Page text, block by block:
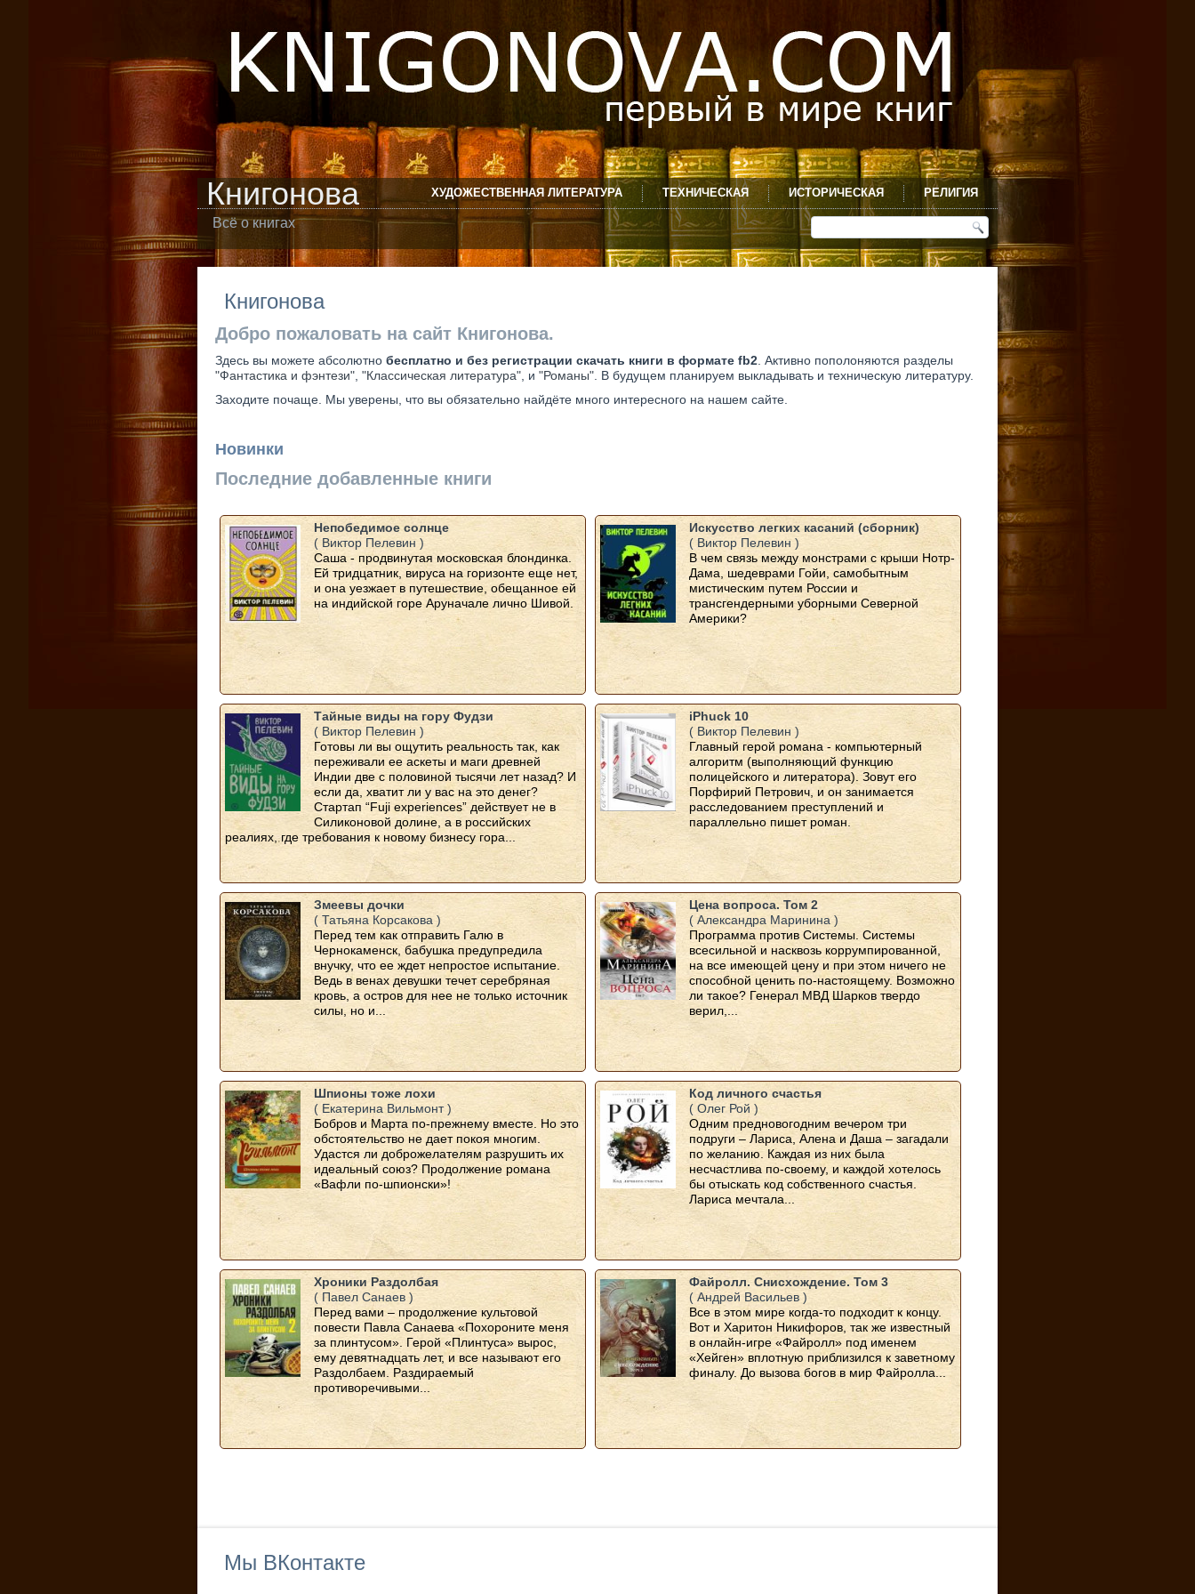
Книгонова
Всё о книгах
ХУДОЖЕСТВЕННАЯ ЛИТЕРАТУРА ТЕХНИЧЕСКАЯ ИСТОРИЧЕСКАЯ РЕЛИГИЯ
Книгонова
Добро пожаловать на сайт Книгонова.
Здесь вы можете абсолютно бесплатно и без регистрации скачать книги в формате fb2 . Активно пополоняются разделы
"Фантастика и фэнтези" "Классическая литература" , и "Романы" . В будущем планируем выкладывать и техническую литературу.
Заходите почаще. Мы уверены, что вы обязательно найдёте много интересного на нашем сайте.
Новинки
Последние добавленные книги
Непобедимое солнце
( Виктор Пелевин )
Саша - продвинутая московская блондинка.
Ей тридцатник, вируса на горизонте еще нет,
и она уезжает в путешествие, обещанное ей
на индийской горе Аруначале лично Шивой.
Искусство легких касаний (сборник)
( Виктор Пелевин )
В чем связь между монстрами с крыши Нотр-
Дама, шедеврами Гойи, самобытным
мистическим путем России и
трансгендерными уборными Северной
Америки?
Тайные виды на гору Фудзи
( Виктор Пелевин )
Готовы ли вы ощутить реальность так, как
переживали ее аскеты и маги древней
Индии две с половиной тысячи лет назад? И
если да, хватит ли у вас на это денег?
Стартап “Fuji experiences” действует не в
Силиконовой долине, а в российских
реалиях, где требования к новому бизнесу гора...
iPhuck 10
( Виктор Пелевин )
Главный герой романа - компьютерный
алгоритм (выполняющий функцию
полицейского и литератора). Зовут его
Порфирий Петрович, и он занимается
расследованием преступлений и
параллельно пишет роман.
Змеевы дочки
( Татьяна Корсакова )
Перед тем как отправить Галю в
Чернокаменск, бабушка предупредила
внучку, что ее ждет непростое испытание.
Ведь в венах девушки течет серебряная
кровь, а остров для нее не только источник
силы, но и...
Цена вопроса. Том 2
( Александра Маринина )
Программа против Системы. Системы
всесильной и насквозь коррумпированной,
на все имеющей цену и при этом ничего не
способной ценить по-настоящему. Возможно
ли такое? Генерал МВД Шарков твердо
верил,...
Шпионы тоже лохи
( Екатерина Вильмонт )
Бобров и Марта по-прежнему вместе. Но это
обстоятельство не дает покоя многим.
Удастся ли доброжелателям разрушить их
идеальный союз? Продолжение романа
«Вафли по-шпионски»!
Код личного счастья
( Олег Рой )
Одним предновогодним вечером три
подруги – Лариса, Алена и Даша – загадали
по желанию. Каждая из них была
несчастлива по-своему, и каждой хотелось
бы отыскать код собственного счастья.
Лариса мечтала...
Хроники Раздолбая
( Павел Санаев )
Перед вами – продолжение культовой
повести Павла Санаева «Похороните меня
за плинтусом». Герой «Плинтуса» вырос,
ему девятнадцать лет, и все называют его
Раздолбаем. Раздираемый
противоречивыми...
Файролл. Снисхождение. Том 3
( Андрей Васильев )
Все в этом мире когда-то подходит к концу.
Вот и Харитон Никифоров, так же известный
в онлайн-игре «Файролл» под именем
«Хейген» вплотную приблизился к заветному
финалу. До вызова богов в мир Файролла...
Мы ВКонтакте